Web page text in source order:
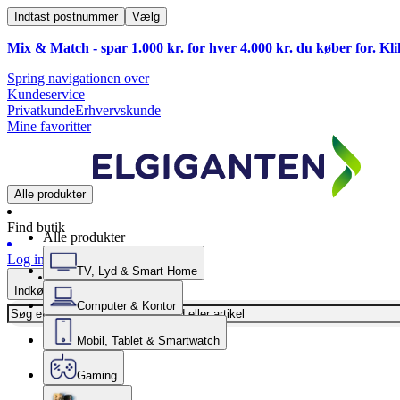
Indtast postnummer Vælg
Mix & Match - spar 1.000 kr. for hver 4.000 kr. du køber for.
Spring navigationen over
Kundeservice
PrivatkundeErhvervskunde
Mine favoritter
Alle produkter
Find butik
Log ind
Indkøbskurv
Alle produkter
TV, Lyd & Smart Home
Computer & Kontor
Mobil, Tablet & Smartwatch
Gaming